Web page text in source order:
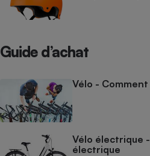
Guide d’achat
Vélo -
Vélo électrique
électrique